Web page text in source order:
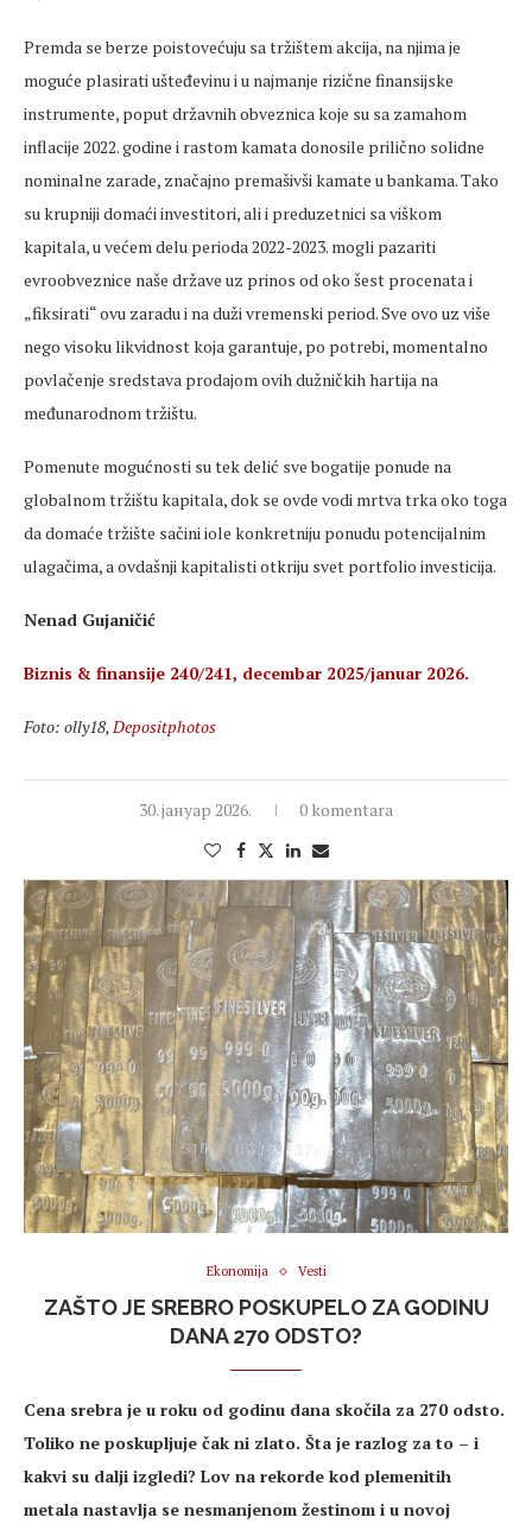
Premda se berze poistovećuju sa tržištem akcija, na njima je
moguće plasirati ušteđevinu i u najmanje rizične finansijske
instrumente, poput državnih obveznica koje su sa zamahom
inflacije 2022. godine i rastom kamata donosile prilično solidne
nominalne zarade, značajno premašivši kamate u bankama. Tako
su krupniji domaći investitori, ali i preduzetnici sa viškom
kapitala, u većem delu perioda 2022-2023. mogli pazariti
evroobveznice naše države uz prinos od oko šest procenata i
„fiksirati“ ovu zaradu i na duži vremenski period. Sve ovo uz više
nego visoku likvidnost koja garantuje, po potrebi, momentalno
povlačenje sredstava prodajom ovih dužničkih hartija na
međunarodnom tržištu.
Pomenute mogućnosti su tek delić sve bogatije ponude na
globalnom tržištu kapitala, dok se ovde vodi mrtva trka oko toga
da domaće tržište sačini iole konkretniju ponudu potencijalnim
ulagačima, a ovdašnji kapitalisti otkriju svet portfolio investicija.
Nenad Gujaničić
Biznis & finansije 240/241, decembar 2025/januar 2026.
Foto: olly18,Depositphotos
30. јануар 2026. 0 komentara
Ekonomija Vesti
ZAŠTO JE SREBRO POSKUPELO ZA GODINU
DANA 270 ODSTO?
Cena srebra je u roku od godinu dana skočila za 270 odsto.
Toliko ne poskupljuje čak ni zlato. Šta je razlog za to – i
kakvi su dalji izgledi? Lov na rekorde kod plemenitih
metala nastavlja se nesmanjenom žestinom i u novoj